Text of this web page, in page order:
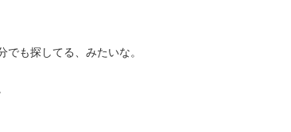
も探してる、みたいな。